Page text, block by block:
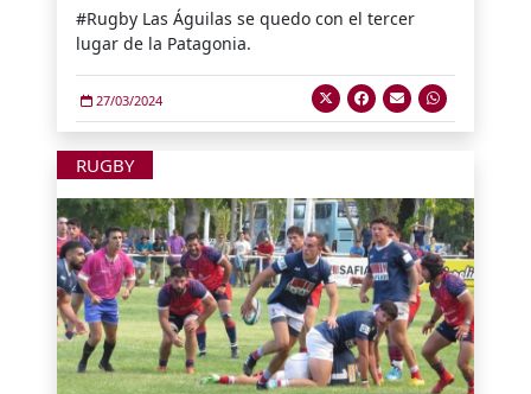
#Rugby Las Águilas se quedo con el tercer
lugar de la Patagonia.
27/03/2024
RUGBY